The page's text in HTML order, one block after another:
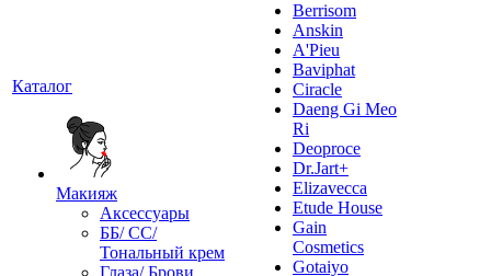
Каталог
Макияж
Аксессуары
ББ/ СС/
Тональный крем
Глаза/ Брови
Berrisom
Anskin
A'Pieu
Baviphat
Ciracle
Daeng Gi Meo
Ri
Deoproce
Dr.Jart+
Elizavecca
Etude House
Gain
Cosmetics
Gotaiyo